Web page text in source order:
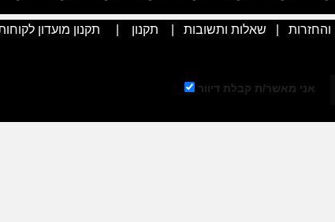
שאלות ותשובות תקנון תקנון מועדון
אני מאשר/ת קבלת דיוור